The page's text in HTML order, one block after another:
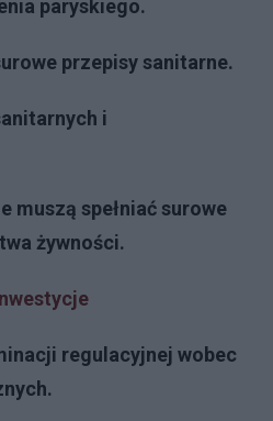
paryskiego.
przepisy sanitarne.
i
muszą spełniać surowe
żywności.
regulacyjnej wobec